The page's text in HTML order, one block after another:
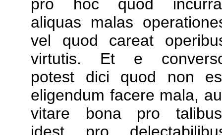
pro hoc quod
aliquas malas
vel quod careat
virtutis. Et e
potest dici quod non
eligendum facere mala,
vitare bona pro